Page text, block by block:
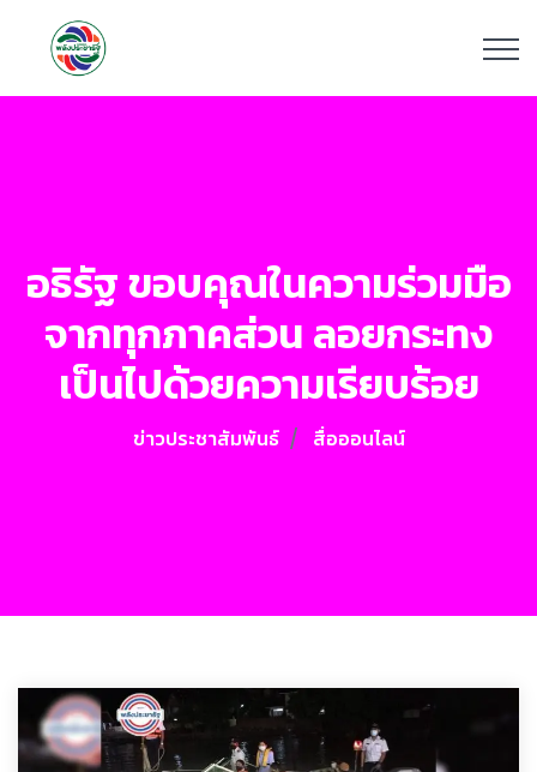
อธิรัฐ ขอบคุณในความร่วมมือ
จากทุกภาคส่วน ลอยกระทง
เป็นไปด้วยความเรียบร้อย
ข่าวประชาสัมพันธ์ สื่อออนไลน์